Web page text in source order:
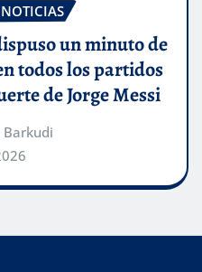
un minuto de
todos los partidos
de Jorge Messi
Barkudi